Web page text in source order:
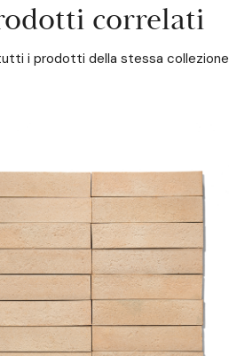
correlati
i prodotti della stessa collezione